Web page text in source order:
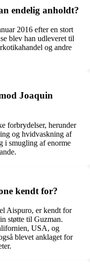
endelig anholdt?
2016 efter en stort
blev han udleveret til
og andre
Joaquin
forbrydelser, herunder
og hvidvaskning af
i smugling af enorme
kendt for?
Aispuro, er kendt for
støtte til Guzman.
USA, og
blevet anklaget for